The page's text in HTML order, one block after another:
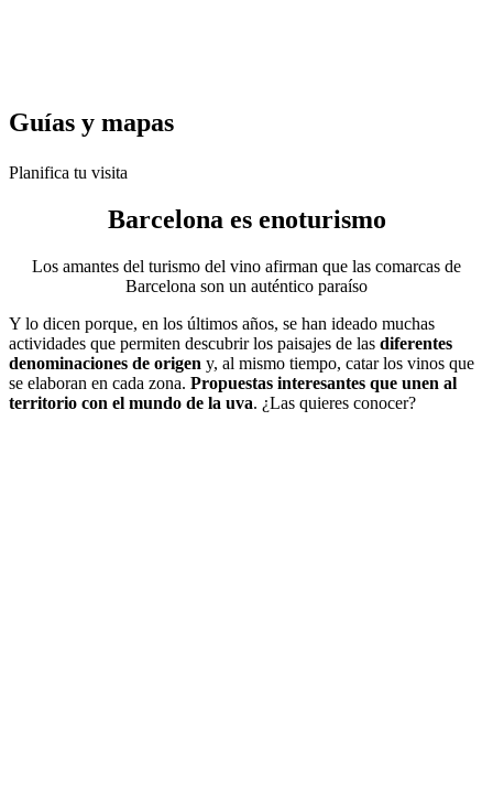
Guías y mapas
Planifica tu visita
Barcelona es enoturismo
Los amantes del turismo del vino afirman que las comarcas de
Barcelona son un auténtico paraíso
Y lo dicen porque, en los últimos años, se han ideado muchas
actividades que permiten descubrir los paisajes de las diferentes
denominaciones de origen y, al mismo tiempo, catar los vinos que
se elaboran en cada zona. Propuestas interesantes que unen al
territorio con el mundo de la uva. ¿Las quieres conocer?